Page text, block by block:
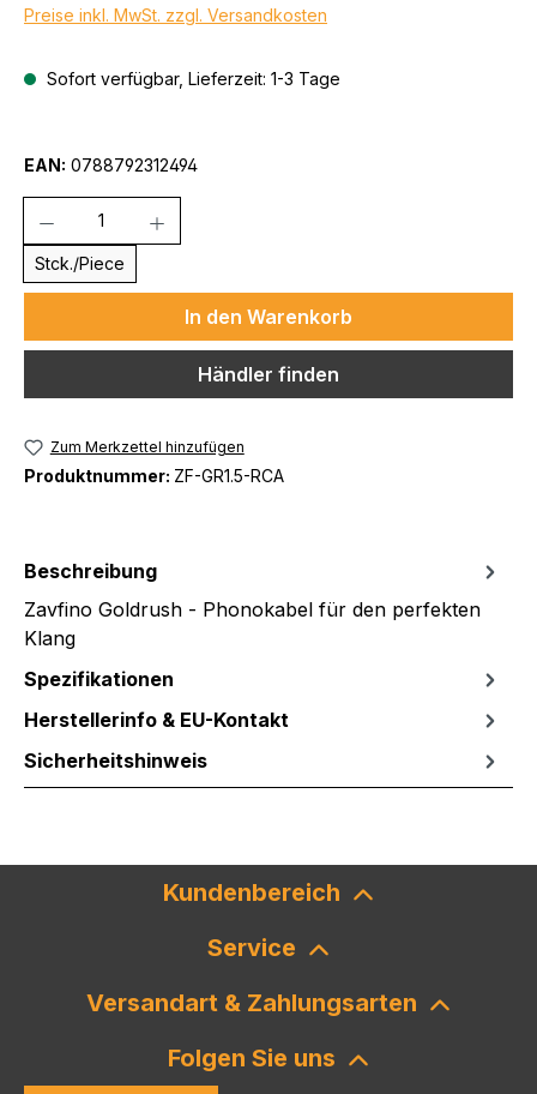
Preise inkl. MwSt. zzgl. Versandkosten
Sofort verfügbar, Lieferzeit: 1-3 Tage
EAN: 0788792312494
Stck./Piece
In den Warenkorb
Händler finden
Zum Merkzettel hinzufügen
Produktnummer: ZF-GR1.5-RCA
Beschreibung
Zavfino Goldrush - Phonokabel für den perfekten
Klang
Spezifikationen
Herstellerinfo & EU-Kontakt
Sicherheitshinweis
Kundenbereich
Service
Versandart & Zahlungsarten
Folgen Sie uns